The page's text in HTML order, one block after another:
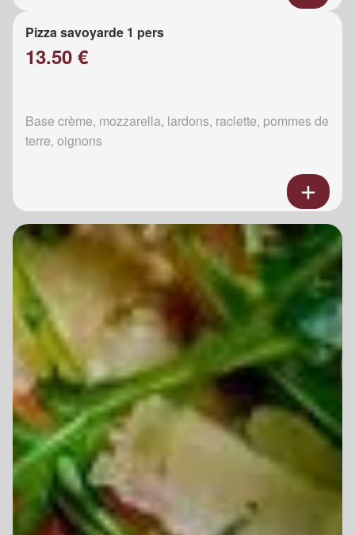
Pizza savoyarde 1 pers
13.50 €
Base crème, mozzarella, lardons, raclette, pommes de
terre, oignons